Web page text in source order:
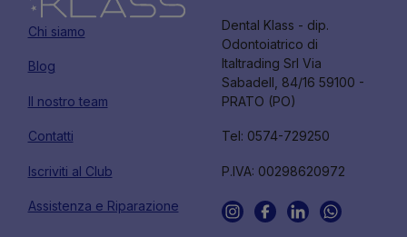
Chi siamo
Blog
Il nostro team
Contatti
Iscriviti al Club
Assistenza e Riparazione
Dental Klass - dip.
Odontoiatrico di
Italtrading Srl Via
Sabadell, 84/16 59100 -
PRATO (PO)
Tel: 0574-729250
P.IVA: 00298620972